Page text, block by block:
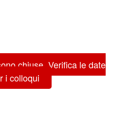
chiuse. Verifica le date
i colloqui